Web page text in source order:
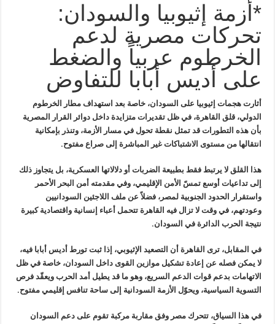
*أزمة إثيوبيا والسودان:
تحركات مصرية لدعم
الخرطوم عربياً والضغط
على أديس أبابا للتفاوض
أثارت هجمات إثيوبيا على السودان، خاصة بعد استهداف مطار الخرطوم
الدولي، قلق القاهرة، في ظل تقديرات متزايدة داخل دوائر القرار المصرية
بأن هذه التطورات قد تمثل نقطة تحول في مسار الأزمة، وتنذر بإمكانية
انتقالها من مستوى الاشتباكات غير المباشرة إلى صراع مفتوح.
هذا القلق لا يرتبط فقط بطبيعة الضربات أو دلالاتها العسكرية، بل يتجاوز ذلك
إلى تداعيات أوسع تمسّ الأمن الإقليمي، وفي مقدمته أمن البحر الأحمر
واستقرار الحدود الجنوبية لمصر، فضلاً عن ملف اللاجئين السودانيين
وعودتهم، في وقت لا تزال فيه القاهرة تتحمل أعباء إنسانية واقتصادية كبيرة
نتيجة الحرب الدائرة في السودان.
في المقابل، ترى القاهرة أن التصعيد الإثيوبي، إذا ثبت تورط أديس أبابا فيه،
لا يمكن فصله عن إعادة تشكيل موازين القوى داخل السودان، خاصة في ظل
الاتهامات بدعم قوات الدعم السريع، وهو ما قد يطيل أمد الحرب ويعقّد فرص
التسوية السياسية، ويحوّل الأزمة السودانية إلى ساحة تنافس إقليمي مفتوح.
في هذا السياق، تتحرك مصر وفق مقاربة مركبة تقوم على دعم السودان